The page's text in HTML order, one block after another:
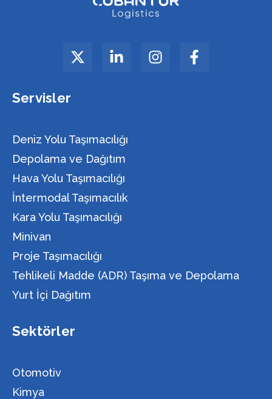
Servisler
Deniz Yolu Taşımacılığı
Depolama ve Dağıtım
Hava Yolu Taşımacılığı
İntermodal Taşımacılık
Kara Yolu Taşımacılığı
Minivan
Proje Taşımacılığı
Tehlikeli Madde (ADR) Taşıma ve Depolama
Yurt İçi Dağıtım
Sektörler
Otomotiv
Kimya